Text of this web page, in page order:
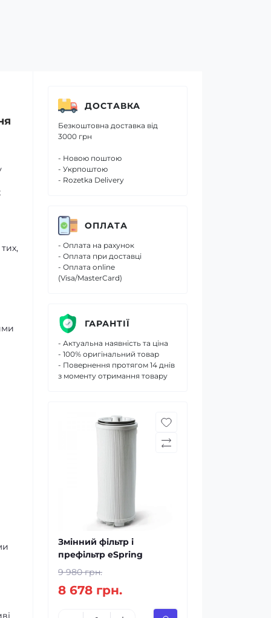
ДОСТАВКА
Безкоштовна доставка від
3000 грн
- Новою поштою
- Укрпоштою
- Rozetka Delivery
ОПЛАТА
- Оплата на рахунок
- Оплата при доставці
- Оплата online
(Visa/MasterCard)
ГАРАНТІЇ
- Актуальна наявність та ціна
- 100% оригінальний товар
- Повернення протягом 14 днів
з моменту отримання товару
Змінний фільтр і
префільтр eSpring
9 980 грн.
8 678 грн.